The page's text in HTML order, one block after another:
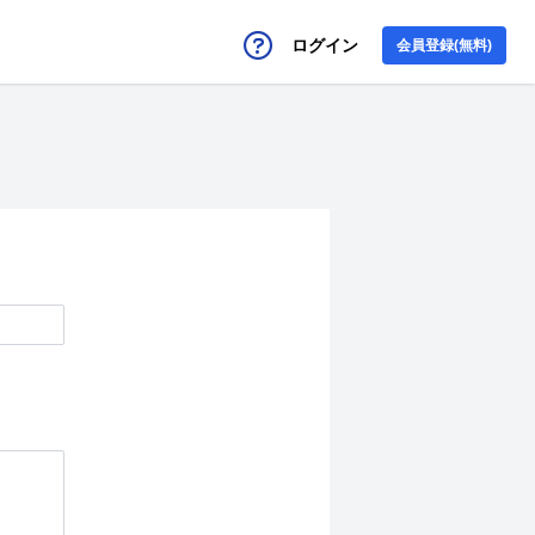
ログイン 会員登録(無料)